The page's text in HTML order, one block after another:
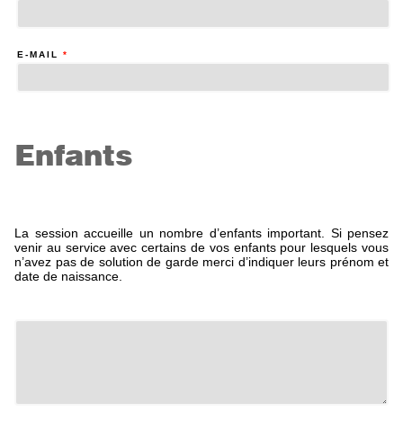
E-MAIL *
Enfants
La session accueille un nombre d’enfants important. Si pensez
venir au service avec certains de vos enfants pour lesquels vous
n’avez pas de solution de garde merci d’indiquer leurs prénom et
date de naissance.